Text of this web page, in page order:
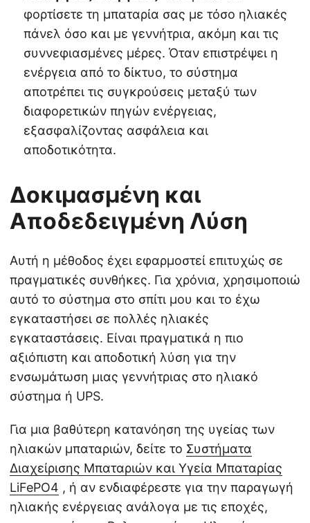
φορτίσετε τη μπαταρία σας με τόσο ηλιακές
πάνελ όσο και με γεννήτρια, ακόμη και τις
συννεφιασμένες μέρες. Όταν επιστρέψει η
ενέργεια από το δίκτυο, το σύστημα
αποτρέπει τις συγκρούσεις μεταξύ των
διαφορετικών πηγών ενέργειας,
εξασφαλίζοντας ασφάλεια και
αποδοτικότητα.
Δοκιμασμένη και
Αποδεδειγμένη Λύση
Αυτή η μέθοδος έχει εφαρμοστεί επιτυχώς σε
πραγματικές συνθήκες. Για χρόνια, χρησιμοποιώ
αυτό το σύστημα στο σπίτι μου και το έχω
εγκαταστήσει σε πολλές ηλιακές
εγκαταστάσεις. Είναι πραγματικά η πιο
αξιόπιστη και αποδοτική λύση για την
ενσωμάτωση μιας γεννήτριας στο ηλιακό
σύστημα ή UPS.
Για μια βαθύτερη κατανόηση της υγείας των
ηλιακών μπαταριών, δείτε το Συστήματα
Διαχείρισης Μπαταριών και Υγεία Μπαταρίας
LiFePO4 , ή αν ενδιαφέρεστε για την παραγωγή
ηλιακής ενέργειας ανάλογα με τις εποχές,